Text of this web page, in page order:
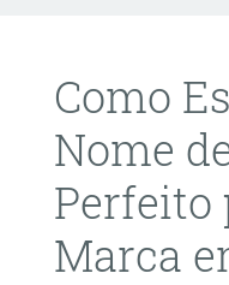
Como
Nome
Perfeito
Marca